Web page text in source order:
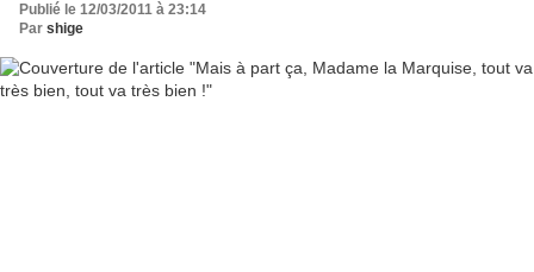
Publié le 12/03/2011 à 23:14
Par shige